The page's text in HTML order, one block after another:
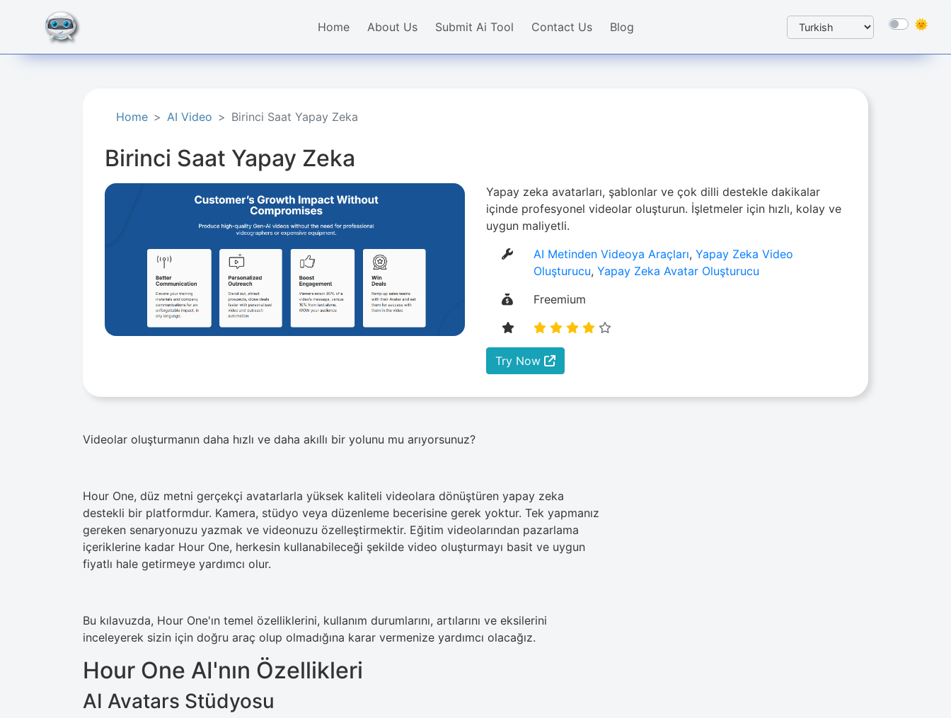
Home About Us Submit Ai Tool Contact Us Blog
Home AI Video Birinci Saat Yapay Zeka
Birinci Saat Yapay Zeka
Yapay zeka avatarları, şablonlar ve çok dilli destekle dakikalar
içinde profesyonel videolar oluşturun. İşletmeler için hızlı, kolay ve
uygun maliyetli.
AI Metinden Videoya Araçları,Yapay Zeka Video
Oluşturucu,Yapay Zeka Avatar Oluşturucu
Freemium
Try Now
Videolar oluşturmanın daha hızlı ve daha akıllı bir yolunu mu arıyorsunuz?
Hour One, düz metni gerçekçi avatarlarla yüksek kaliteli videolara dönüştüren yapay zeka
destekli bir platformdur. Kamera, stüdyo veya düzenleme becerisine gerek yoktur. Tek yapmanız
gereken senaryonuzu yazmak ve videonuzu özelleştirmektir. Eğitim videolarından pazarlama
içeriklerine kadar Hour One, herkesin kullanabileceği şekilde video oluşturmayı basit ve uygun
fiyatlı hale getirmeye yardımcı olur.
Bu kılavuzda, Hour One'ın temel özelliklerini, kullanım durumlarını, artılarını ve eksilerini
inceleyerek sizin için doğru araç olup olmadığına karar vermenize yardımcı olacağız.
Hour One AI'nın Özellikleri
AI Avatars Stüdyosu